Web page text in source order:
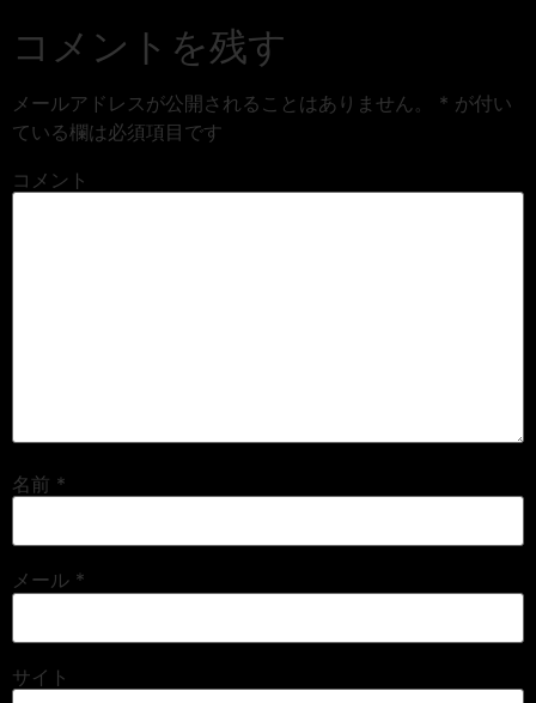
コメントを残す
メールアドレスが公開されることはありません。 * が付い
ている欄は必須項目です
コメント
名前 *
メール *
サイト